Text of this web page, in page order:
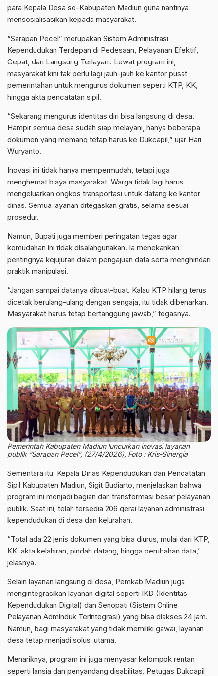
para Kepala Desa se-Kabupaten Madiun guna nantinya
mensosialisasikan kepada masyarakat.
“Sarapan Pecel” merupakan Sistem Administrasi
Kependudukan Terdepan di Pedesaan, Pelayanan Efektif,
Cepat, dan Langsung Terlayani. Lewat program ini,
masyarakat kini tak perlu lagi jauh-jauh ke kantor pusat
pemerintahan untuk mengurus dokumen seperti KTP, KK,
hingga akta pencatatan sipil.
“Sekarang mengurus identitas diri bisa langsung di desa.
Hampir semua desa sudah siap melayani, hanya beberapa
dokumen yang memang tetap harus ke Dukcapil,” ujar Hari
Wuryanto.
Inovasi ini tidak hanya mempermudah, tetapi juga
menghemat biaya masyarakat. Warga tidak lagi harus
mengeluarkan ongkos transportasi untuk datang ke kantor
dinas. Semua layanan ditegaskan gratis, selama sesuai
prosedur.
Namun, Bupati juga memberi peringatan tegas agar
kemudahan ini tidak disalahgunakan. Ia menekankan
pentingnya kejujuran dalam pengajuan data serta menghindari
praktik manipulasi.
“Jangan sampai datanya dibuat-buat. Kalau KTP hilang terus
dicetak berulang-ulang dengan sengaja, itu tidak dibenarkan.
Masyarakat harus tetap bertanggung jawab,” tegasnya.
Pemerintah Kabupaten Madiun luncurkan inovasi layanan
publik “Sarapan Pecel”, (27/4/2026), Foto : Kris-Sinergia
Sementara itu, Kepala Dinas Kependudukan dan Pencatatan
Sipil Kabupaten Madiun, Sigit Budiarto, menjelaskan bahwa
program ini menjadi bagian dari transformasi besar pelayanan
publik. Saat ini, telah tersedia 206 gerai layanan administrasi
kependudukan di desa dan kelurahan.
“Total ada 22 jenis dokumen yang bisa diurus, mulai dari KTP,
KK, akta kelahiran, pindah datang, hingga perubahan data,”
jelasnya.
Selain layanan langsung di desa, Pemkab Madiun juga
mengintegrasikan layanan digital seperti IKD (Identitas
Kependudukan Digital) dan Senopati (Sistem Online
Pelayanan Adminduk Terintegrasi) yang bisa diakses 24 jam.
Namun, bagi masyarakat yang tidak memiliki gawai, layanan
desa tetap menjadi solusi utama.
Menariknya, program ini juga menyasar kelompok rentan
seperti lansia dan penyandang disabilitas. Petugas Dukcapil